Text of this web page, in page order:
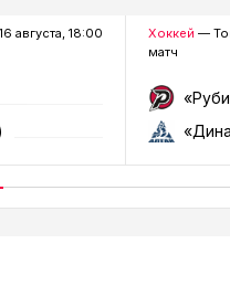
16 августа, 18:00 Хоккей —
матч